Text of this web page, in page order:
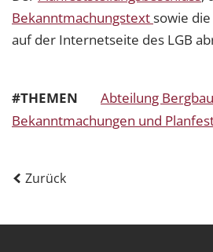
Bekanntmachungstextsowie die
auf der Internetseite des LGB
#THEMEN Abteilung Bergbau
Bekanntmachungen und
Zurück